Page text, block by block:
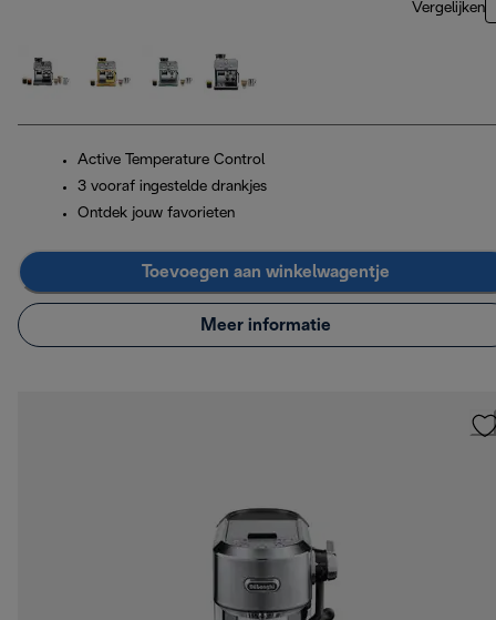
Vergelijken
Active Temperature Control
3 vooraf ingestelde drankjes
Ontdek jouw favorieten
Toevoegen aan winkelwagentje
Meer informatie